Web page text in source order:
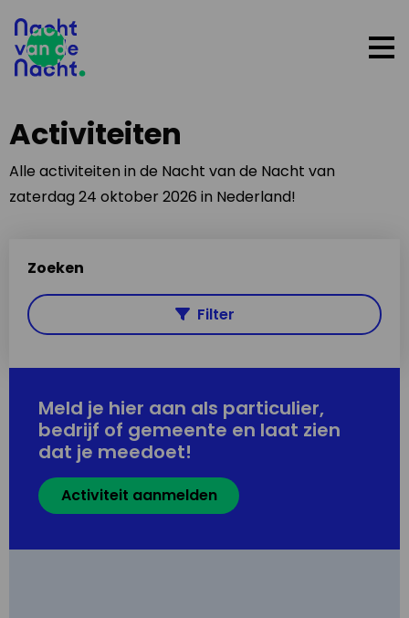
Activiteiten
Alle activiteiten in de Nacht van de Nacht van
zaterdag 24 oktober 2026 in Nederland!
Zoeken
Filter
Meld je hier aan als particulier,
bedrijf of gemeente en laat zien
dat je meedoet!
Activiteit aanmelden